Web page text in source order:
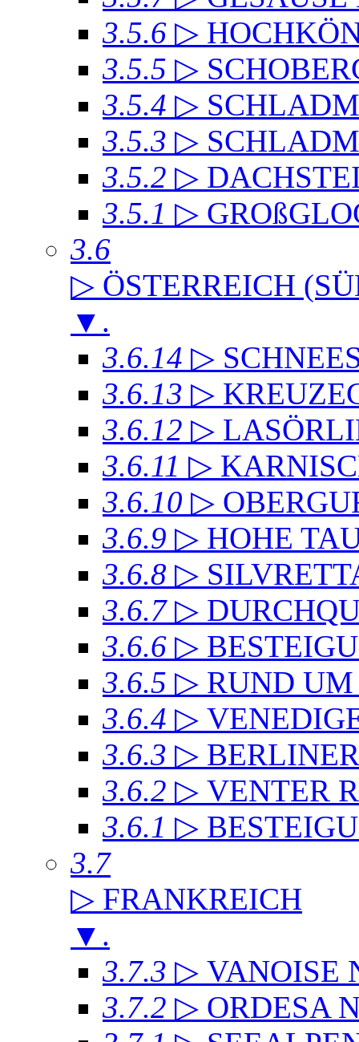
3.5.6 ▷
3.5.5 ▷
3.5.4 ▷
3.5.3 ▷
3.5.2 ▷
3.5.1 ▷
3.6
▷ ÖSTERREICH
▼ .
3.6.14 ▷
3.6.13 ▷
3.6.12 ▷
3.6.11 ▷
3.6.10 ▷
3.6.9 ▷ HOHE
3.6.8 ▷
3.6.7 ▷
3.6.6 ▷
3.6.5 ▷ RUND
3.6.4 ▷
3.6.3 ▷
3.6.2 ▷ VENTER
3.6.1 ▷
3.7
▷ FRANKREICH
▼ .
3.7.3 ▷ VANOISE
3.7.2 ▷ ORDESA